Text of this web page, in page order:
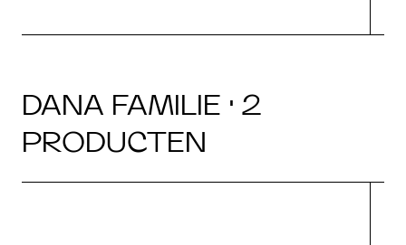
DANA FAMILIE · 2
PRODUCTEN